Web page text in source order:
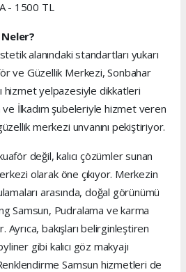
- 1500 TL
alanındaki standartları yukarı
ve Güzellik Merkezi, Sonbahar
hizmet yelpazesiyle dikkatleri
İlkadım şubeleriyle hizmet veren
merkezi unvanını pekiştiriyor.
değil, kalıcı çözümler sunan
olarak öne çıkıyor. Merkezin
arasında, doğal görünümü
Samsun, Pudralama ve karma
Ayrıca, bakışları belirginleştiren
gibi kalıcı göz makyajı
Samsun hizmetleri de